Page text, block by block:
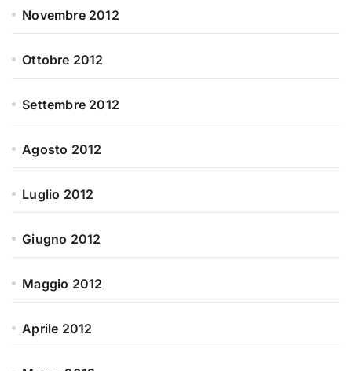
Novembre 2012
Ottobre 2012
Settembre 2012
Agosto 2012
Luglio 2012
Giugno 2012
Maggio 2012
Aprile 2012